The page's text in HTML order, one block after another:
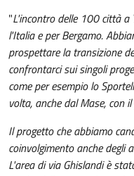
"L'incontro delle 100 città a
l'Italia e per Bergamo.
prospettare la transizione
confrontarci sui singoli
come per esempio lo
volta, anche dal Mase, con
Il progetto che abbiamo
coinvolgimento anche degli
L'area di via Ghislandi è